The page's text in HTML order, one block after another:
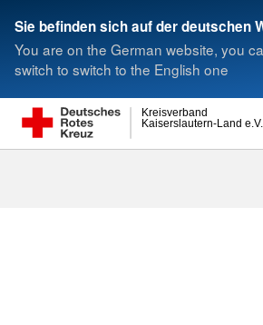
Sie befinden sich auf der deutschen
You are on the German website, you
switch to switch to the English one
Kaiserslautern-Land e.V.
Kreisverband